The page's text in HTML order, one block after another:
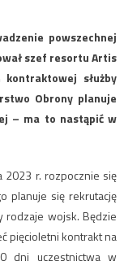
powszechnej
szef resortu Artis
służby
Obrony planuje
– ma to nastąpić w
2023 r. rozpocznie się
planuje się rekrutację
rodzaje wojsk. Będzie
pięcioletni kontrakt na
dni uczestnictwa w